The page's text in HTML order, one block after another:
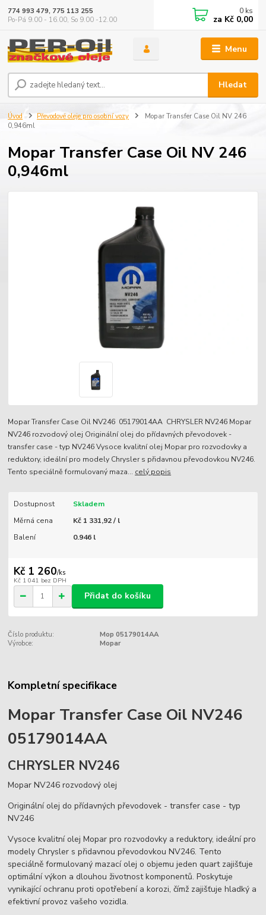
Menu
Hledat
774 993 479, 775 113 255
Po-Pá 9.00 - 16.00, So 9.00 -12.00
0 ks
za Kč 0,00
Úvod Převodové oleje pro osobní vozy
Mopar Transfer Case Oil NV 246
0,946ml
Mopar Transfer Case Oil NV 246
0,946ml
Mopar Transfer Case Oil NV246 05179014AA CHRYSLER NV246 Mopar
NV246 rozvodový olej Originální olej do přídavných převodovek -
transfer case - typ NV246 Vysoce kvalitní olej Mopar pro rozvodovky a
reduktory, ideální pro modely Chrysler s přidavnou převodovkou NV246.
Tento speciálně formulovaný maza... celý popis
Dostupnost
Skladem
Měrná cena
Kč 1 331,92 / l
Balení
0.946 l
Kč 1 260/ks
Kč 1 041 bez DPH
Přidat do košíku
Číslo produktu:
Mop 05179014AA
Výrobce:
Mopar
Kompletní specifikace
Mopar Transfer Case Oil NV246
05179014AA
CHRYSLER NV246
Mopar NV246 rozvodový olej
Originální olej do přídavných převodovek - transfer case - typ
NV246
Vysoce kvalitní olej Mopar pro rozvodovky a reduktory, ideální pro
modely Chrysler s přidavnou převodovkou NV246. Tento
speciálně formulovaný mazací olej o objemu jeden quart zajišťuje
optimální výkon a dlouhou životnost komponentů. Poskytuje
vynikající ochranu proti opotřebení a korozi, čímž zajišťuje hladký a
efektivní provoz vašeho vozidla.